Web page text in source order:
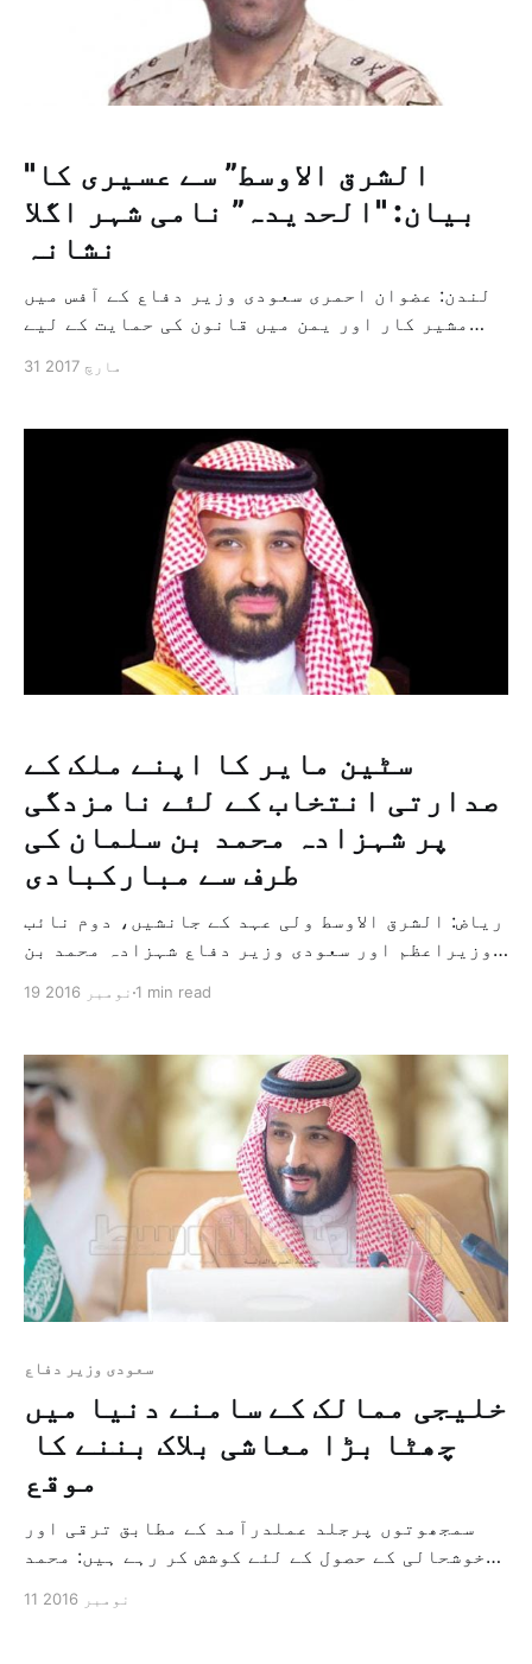
"الشرق الاوسط” سے عسیری کا
بیان: "الحدیدہ” نامی شہر اگلا
نشانہ
لندن: عضوان احمری سعودی وزیر دفاع کے آفس میں
مشیر کار اور یمن میں قانون کی حمایت کے لیے
پرزور انداز میں کہا ہے کہ "الحدیدہ” نامی شہر
اس شہر کا قانون […]
31 مارچ 2017
سٹین مایر کا اپنے ملک کے
صدارتی انتخاب کے لئے نامزدگی
پر شہزادہ محمد بن سلمان کی
طرف سے مبارکبادی
ریاض: الشرق الاوسط ولی عہد کے جانشیں، دوم نائب
وزیراعظم اور سعودی وزیر دفاع شہزادہ محمد بن
وزیر خارجہ فرینک والٹر سٹین مائر کو جرمنی کے
19 نومبر 2016 1 min read
سعودی وزیر دفاع
خلیجی ممالک کے سامنے دنیا میں
چھٹا بڑا معاشی بلاک بننے کا
موقع
سمجھوتوں پرجلد عملدرآمد کے مطابق ترقی اور
خوشحالی کے حصول کے لئے کوشش کر رہے ہیں: محمد
ریاض: شجاع البقمی اور عبد الھادی حبتور ولی
11 نومبر 2016